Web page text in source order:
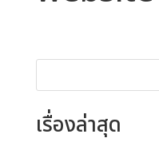
เรื่องล่าสุด